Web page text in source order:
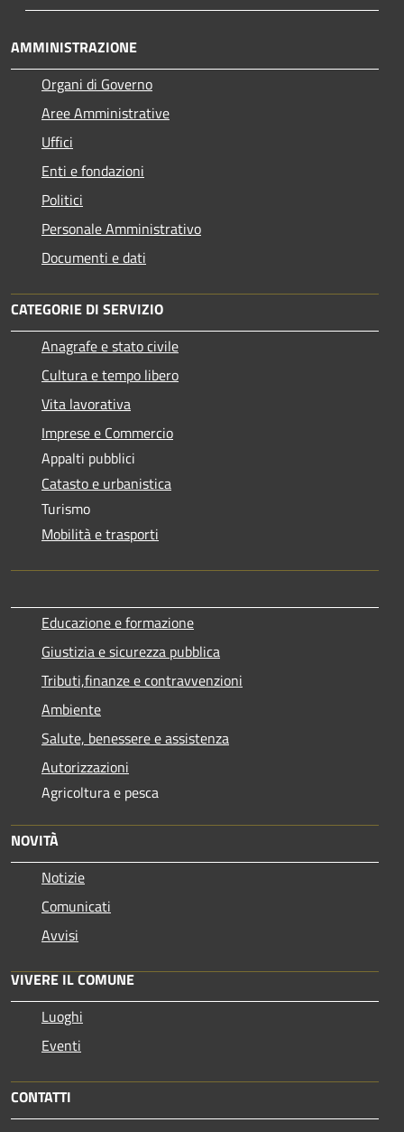
AMMINISTRAZIONE
Organi di Governo
Aree Amministrative
Uffici
Enti e fondazioni
Politici
Personale Amministrativo
Documenti e dati
CATEGORIE DI SERVIZIO
Anagrafe e stato civile
Cultura e tempo libero
Vita lavorativa
Imprese e Commercio
Appalti pubblici
Catasto e urbanistica
Turismo
Mobilità e trasporti
Educazione e formazione
Giustizia e sicurezza pubblica
Tributi,finanze e contravvenzioni
Ambiente
Salute, benessere e assistenza
Autorizzazioni
Agricoltura e pesca
NOVITÀ
Notizie
Comunicati
Avvisi
VIVERE IL COMUNE
Luoghi
Eventi
CONTATTI